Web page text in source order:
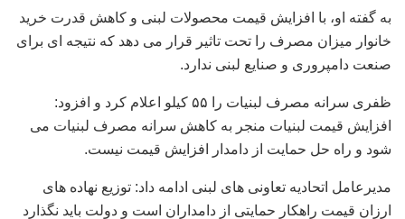
به گفته او، با افزایش قیمت محصولات لبنی و کاهش قدرت خرید
خانوار میزان مصرف را تحت تاثیر قرار می دهد که نتیجه ای برای
صنعت دامپروری و صنایع لبنی ندارد.
ظفری سرانه مصرف لبنیات را ۵۵ کیلو اعلام کرد و افزود:
افزایش قیمت لبنیات منجر به کاهش سرانه مصرف لبنیات می
شود و راه حل حمایت از دامدار افزایش قیمت نیست‌.
مدیرعامل اتحادیه تعاونی های لبنی ادامه داد: توزیع نهاده های
ارزان قیمت راهکار حمایتی از دامداران است و دولت باید نگذارد